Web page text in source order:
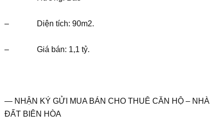
– Diện tích: 90m2.
– Giá bán: 1,1 tỷ.
— NHẬN KÝ GỬI MUA BÁN CHO THUÊ CĂN HỘ – NHÀ
ĐẤT BIÊN HÒA